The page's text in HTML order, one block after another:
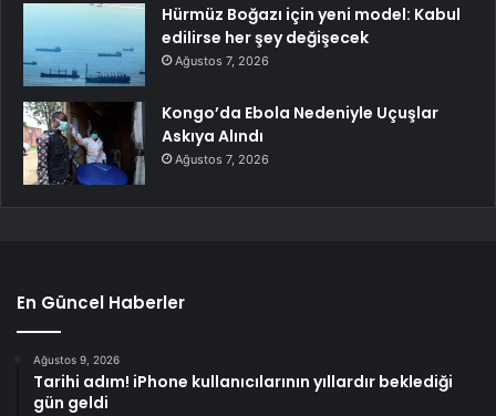
Hürmüz Boğazı için yeni model: Kabul
edilirse her şey değişecek
Ağustos 7, 2026
Kongo’da Ebola Nedeniyle Uçuşlar
Askıya Alındı
Ağustos 7, 2026
En Güncel Haberler
Ağustos 9, 2026
Tarihi adım! iPhone kullanıcılarının yıllardır beklediği
gün geldi